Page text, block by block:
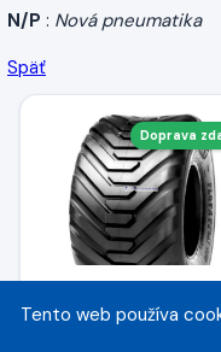
N/P : Nová pneumatika
Späť
Doprava
BKT 500/50-22.5
Tento web používa